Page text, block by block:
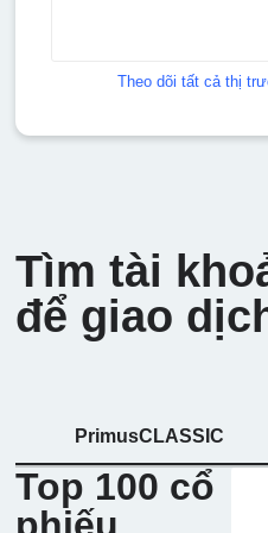
Theo dõi tất cả thị
Tìm tài
để giao
PrimusCLASSIC
Top 100 cổ